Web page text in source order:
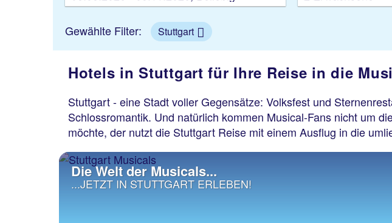
Gewählte Filter: Stuttgart
Hotels in Stuttgart für Ihre Reise in die
Stuttgart - eine Stadt voller Gegensätze: Volksfest und
Schlossromantik. Und natürlich kommen Musical-Fans nicht um
möchte, der nutzt die Stuttgart Reise mit einem Ausflug in die
Die Welt der Musicals...
...JETZT IN STUTTGART ERLEBEN!